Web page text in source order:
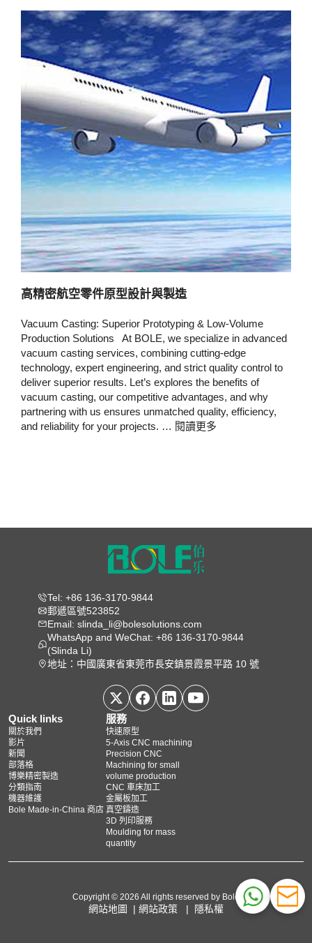
高精密航空零件原型設計與製造
Vacuum Casting: Superior Prototyping & Low-Volume
Production Solutions At BOLE, we specialize in advanced
vacuum casting services, combining cutting-edge
technology, expert engineering, and strict quality control to
deliver superior results. Let’s explores the benefits of
vacuum casting, our competitive advantages, and why
partnering with us ensures unmatched quality, efficiency,
and reliability for your projects. … 閱讀更多
Tel: +86 136-3170-9844
郵遞區號523852
Email: slinda_li@bolesolutions.com
WhatsApp and WeChat: +86 136-3170-9844
(Slinda Li)
地址：中國廣東省東莞市長安鎮景霞景平路 10 號
Quick links
關於我們
影片
新聞
部落格
博樂精密製造
分類指南
機器維護
Bole Made-in-China 商店
服務
快速原型
5‑Axis CNC machining
Precision CNC
Machining for small
volume production
CNC 車床加工
金屬板加工
真空鑄造
3D 列印服務
Moulding for mass
quantity
Copyright © 2026 All rights reserved by Bole
網站地圖 | 網站政策 | 隱私權